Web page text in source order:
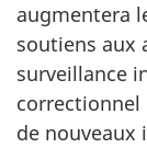
augmentera
soutiens aux
surveillance
correctionnel
de nouveaux